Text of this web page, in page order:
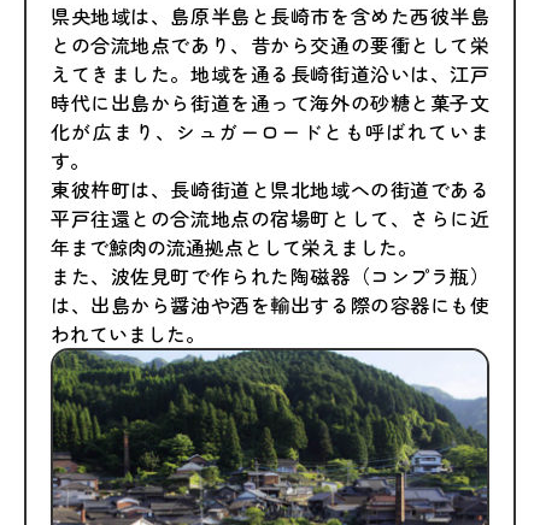
県央地域は、島原半島と長崎市を含めた西彼半島
との合流地点であり、昔から交通の要衝として栄
えてきました。地域を通る長崎街道沿いは、江戸
時代に出島から街道を通って海外の砂糖と菓子文
化が広まり、シュガーロードとも呼ばれていま
す。
東彼杵町は、長崎街道と県北地域への街道である
平戸往還との合流地点の宿場町として、さらに近
年まで鯨肉の流通拠点として栄えました。
また、波佐見町で作られた陶磁器（コンプラ瓶）
は、出島から醤油や酒を輸出する際の容器にも使
われていました。